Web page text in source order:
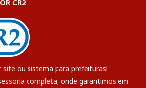
CR2
site ou sistema para prefeituras!
completa, onde garantimos em